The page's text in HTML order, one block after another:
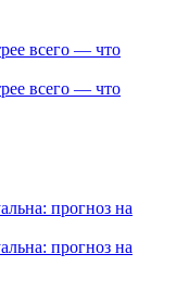
всего — что
всего — что
прогноз на
прогноз на